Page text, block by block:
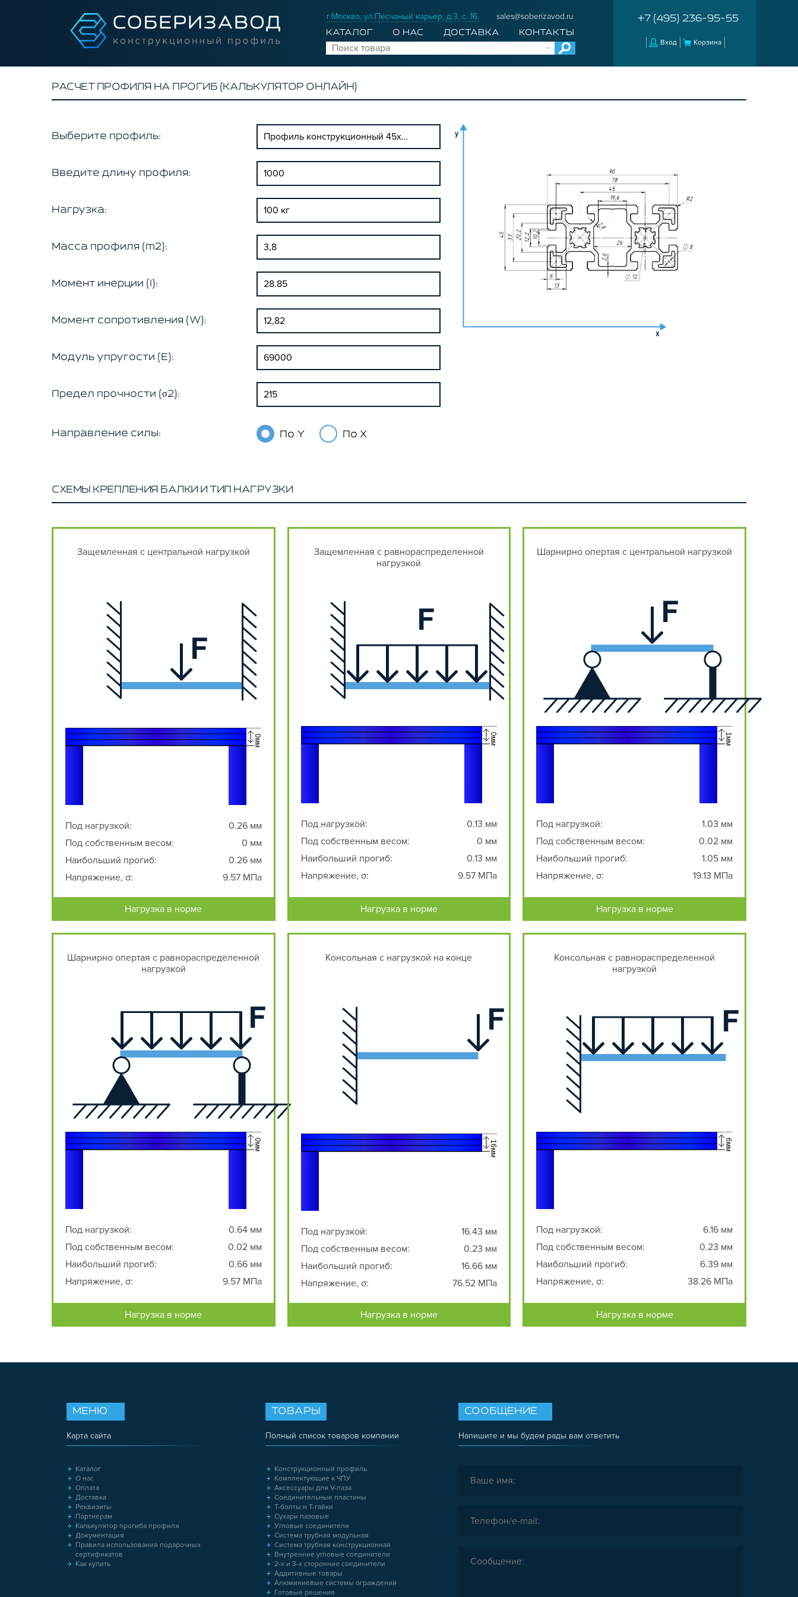
г.Москва, ул.Песчаный карьер, д.3, с. 16. sales@soberizavod.ru
КАТАЛОГ О НАС ДОСТАВКА КОНТАКТЫ
+7 (495) 236-95-55
Вход Корзина
РАСЧЕТ ПРОФИЛЯ НА ПРОГИБ (КАЛЬКУЛЯТОР ОНЛАЙН)
Выберите профиль: Профиль конструкционный 45х90H (Без покрытия)
Введите длину профиля:
Нагрузка:
Масса профиля (m2):
Момент инерции (I):
Момент сопротивления (W):
Модуль упругости (E):
Предел прочности (σ2):
Направление силы: По Y По X
СХЕМЫ КРЕПЛЕНИЯ БАЛКИ И ТИП НАГРУЗКИ
Защемленная с центральной нагрузкой
Под нагрузкой:
0.26 мм
Под собственным весом:
0 мм
Наибольший прогиб:
0.26 мм
Напряжение, σ:
9.57 МПа
Нагрузка в норме
Защемленная с равнораспределенной
нагрузкой
Под нагрузкой:
0.13 мм
Под собственным весом:
0 мм
Наибольший прогиб:
0.13 мм
Напряжение, σ:
9.57 МПа
Нагрузка в норме
Шарнирно опертая с центральной нагрузкой
Под нагрузкой:
1.03 мм
Под собственным весом:
0.02 мм
Наибольший прогиб:
1.05 мм
Напряжение, σ:
19.13 МПа
Нагрузка в норме
Шарнирно опертая с равнораспределенной
нагрузкой
Под нагрузкой:
0.64 мм
Под собственным весом:
0.02 мм
Наибольший прогиб:
0.66 мм
Напряжение, σ:
9.57 МПа
Нагрузка в норме
Консольная с нагрузкой на конце
Под нагрузкой:
16.43 мм
Под собственным весом:
0.23 мм
Наибольший прогиб:
16.66 мм
Напряжение, σ:
76.52 МПа
Нагрузка в норме
Консольная с равнораспределенной
нагрузкой
Под нагрузкой:
6.16 мм
Под собственным весом:
0.23 мм
Наибольший прогиб:
6.39 мм
Напряжение, σ:
38.26 МПа
Нагрузка в норме
СООБЩЕНИЕ
Напишите и мы будем рады вам ответить
ТОВАРЫ
Полный список товаров компании
Конструкционный профиль
Комплектующие к ЧПУ
Аксессуары для V-паза
Соединительные пластины
Т-болты и Т-гайки
Сухари пазовые
Угловые соединители
Система трубная модульная
Система трубная конструкционная
Внутренние угловые соединители
2-х и 3-х сторонние соединители
Аддитивные товары
Алюминиевые системы ограждений
Готовые решения
МЕНЮ
Карта сайта
Каталог
О нас
Оплата
Доставка
Реквизиты
Партнерам
Калькулятор прогиба профиля
Документация
Правила использования подарочных
сертификатов
Как купить